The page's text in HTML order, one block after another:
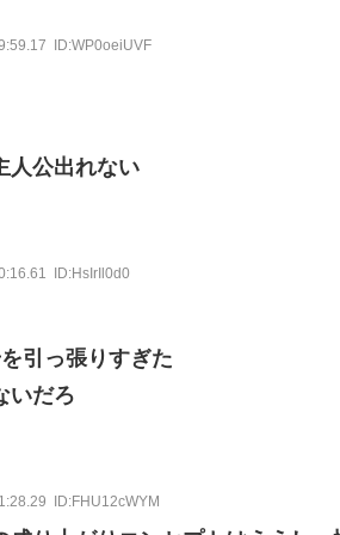
ID:WP0oeiUVF
人公出れない
ID:HsIrIl0d0
引っ張りすぎた
いだろ
ID:FHU12cWYM